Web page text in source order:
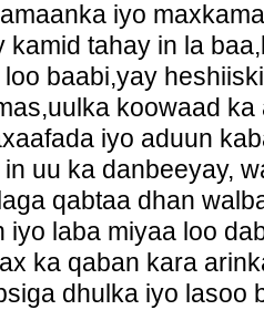
iyo
kamid tahay in la
baabi,yay
koowaad
iyo aduun
uu ka danbeeyay,
qabtaa dhan
iyo laba miyaa loo
ka qaban kara
dhulka iyo lasoo